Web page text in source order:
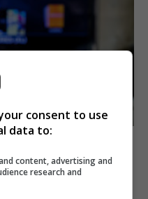
и Discovery
сервис
consent to use
data to:
content, advertising and
research and